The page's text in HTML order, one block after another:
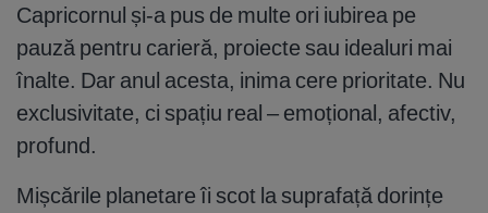
Capricornul și-a pus de multe ori iubirea pe
pauză pentru carieră, proiecte sau idealuri mai
înalte. Dar anul acesta, inima cere prioritate. Nu
exclusivitate, ci spațiu real – emoțional, afectiv,
profund.
Mișcările planetare îi scot la suprafață dorințe